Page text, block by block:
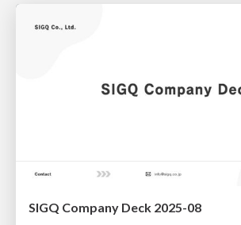
SIGQ Company Deck 2025-08